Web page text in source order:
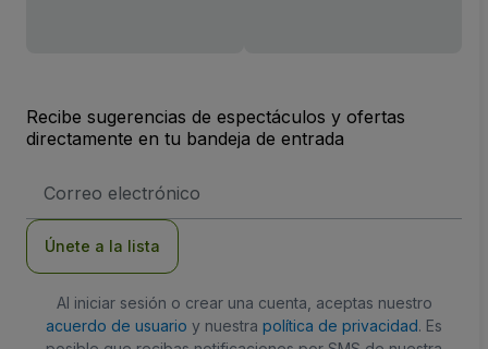
Recibe sugerencias de espectáculos y ofertas
directamente en tu bandeja de entrada
de
Únete a la lista
Al iniciar sesión o crear una cuenta, aceptas nuestro
acuerdo de usuario y nuestra política de privacidad. Es